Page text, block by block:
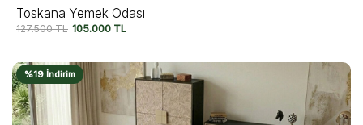
Toskana Yemek Odası
127.500TL 105.000 TL
%19 İndirim